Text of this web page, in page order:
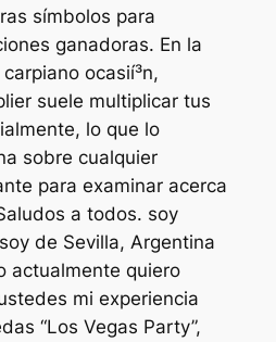
símbolos para
ganadoras. En la
ocasií³n,
suele multiplicar tus
lo que lo
sobre cualquier
para examinar acerca
a todos. soy
de Sevilla, Argentina
actualmente quiero
mi experiencia
“Los Vegas Party”,